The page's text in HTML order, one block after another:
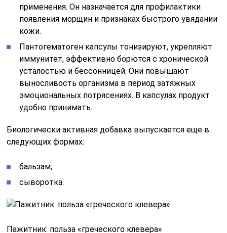
применения. Он назначается для профилактики
появления морщин и признаках быстрого увядании
кожи.
Пантогематоген капсулы тонизируют, укрепляют
иммунитет, эффективно борются с хронической
усталостью и бессонницей. Они повышают
выносливость организма в период затяжных
эмоциональных потрясениях. В капсулах продукт
удобно принимать.
Биологически активная добавка выпускается еще в
следующих формах:
бальзам;
сыворотка.
Пажитник: польза «греческого клевера»